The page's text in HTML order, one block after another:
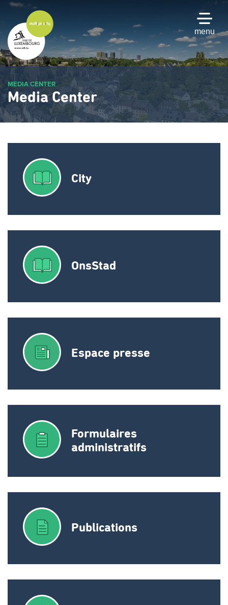
Passer
contenu
principal
menu
MEDIA CENTER
Media Center
City
OnsStad
Espace presse
Formulaires
administratifs
Publications